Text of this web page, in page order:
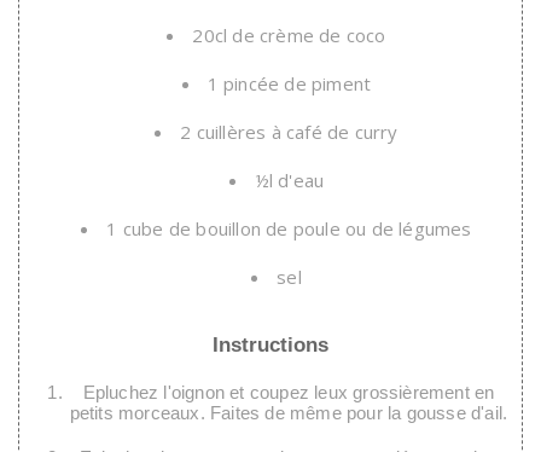
20cl de crème de coco
1 pincée de piment
2 cuillères à café de curry
½l d'eau
1 cube de bouillon de poule ou de légumes
sel
Instructions
Epluchez l'oignon et coupez leux grossièrement en
petits morceaux. Faites de même pour la gousse d'ail.